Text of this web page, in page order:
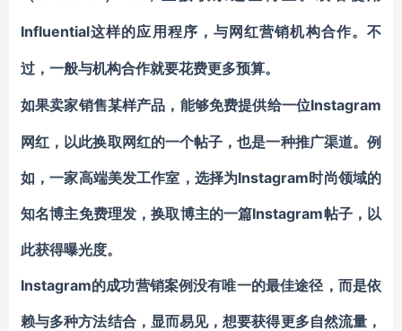
Influential这样的应用程序，与网红营销机构合作。不
过，一般与机构合作就要花费更多预算。
如果卖家销售某样产品，能够免费提供给一位Instagram
网红，以此换取网红的一个帖子，也是一种推广渠道。例
如，一家高端美发工作室，选择为Instagram时尚领域的
知名博主免费理发，换取博主的一篇Instagram帖子，以
此获得曝光度。
Instagram的成功营销案例没有唯一的最佳途径，而是依
赖与多种方法结合，显而易见，想要获得更多自然流量，